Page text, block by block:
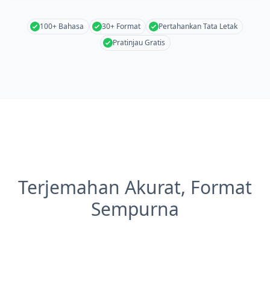
100+ Bahasa 30+ Format
Pertahankan Tata Letak
Pratinjau Gratis
Terjemahan Akurat, Format
Sempurna